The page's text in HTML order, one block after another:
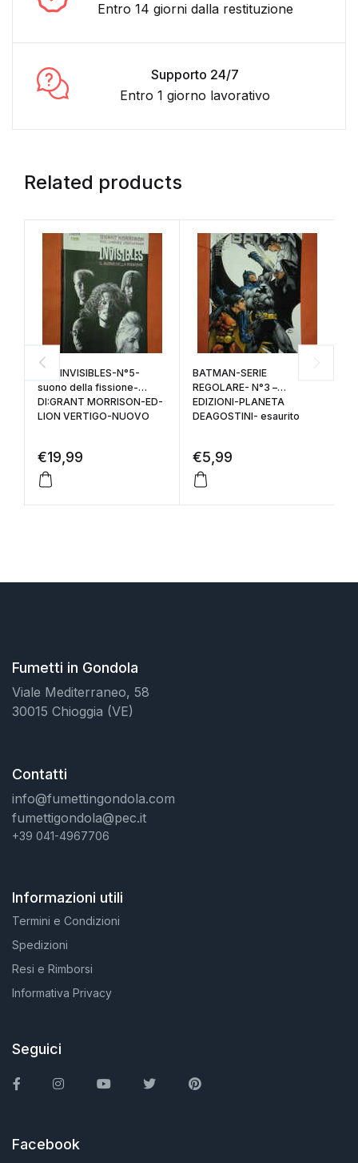
Entro 14 giorni dalla restituzione
Supporto 24/7
Entro 1 giorno lavorativo
Related products
THE INVISIBLES-N°5-
suono della fissione-
DI:GRANT MORRISON-ED-
LION VERTIGO-NUOVO
€19,99
BATMAN-SERIE
REGOLARE- N°3 –
EDIZIONI-PLANETA
DEAGOSTINI- esaurito
€5,99
Fumetti in Gondola
Viale Mediterraneo, 58
30015 Chioggia (VE)
Contatti
info@fumettingondola.com
fumettigondola@pec.it
+39 041-4967706
Informazioni utili
Termini e Condizioni
Spedizioni
Resi e Rimborsi
Informativa Privacy
Seguici
FacebookInstagramYou TubeTwitter Pinterest
Facebook